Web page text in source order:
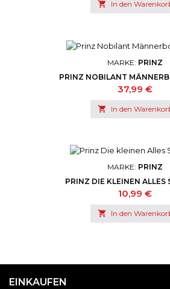
 In den
MARKE: PRINZ
PRINZ NOBILANT
Preis
37,99 €
 In den
MARKE: PRINZ
PRINZ DIE KLEINEN ALLES
Preis
10,99 €
 In den
EINKAUFEN